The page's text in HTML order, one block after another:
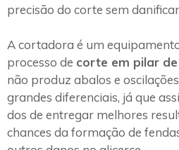
precisão do corte sem
A cortadora é um
processo de corte em pilar
não produz abalos e
grandes diferenciais, já que
dos de entregar melhores
chances da formação de